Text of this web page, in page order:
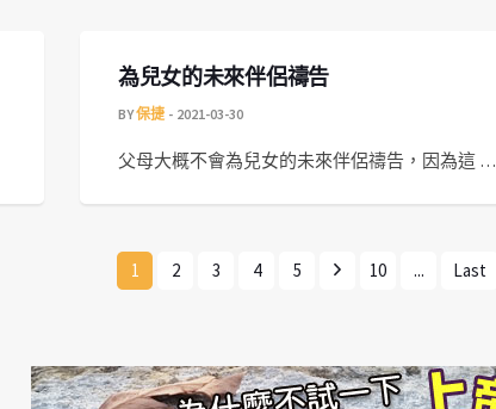
為兒女的未來伴侶禱告
BY保捷 2021-03-30
父母大概不會為兒女的未來伴侶禱告，因為這 …
1 2 3 4 5 10 ... Last